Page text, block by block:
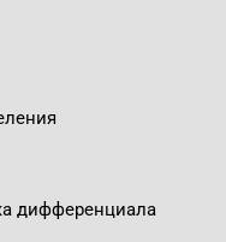
дифференциала